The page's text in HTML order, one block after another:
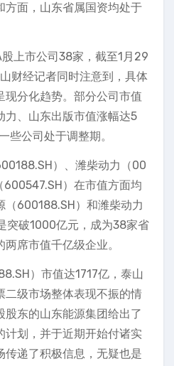
方面，山东省属国资均处于
上市公司38家，截至1月29
财经记者同时注意到，具体
现分化趋势。部分公司市值
力、山东出版市值涨幅达5
些公司处于调整期。
）、潍柴动力（00
）在市值方面均
（600188.SH）和潍柴动力
突破1000亿元，成为38家省
席市值千亿级企业。
）市值达1717亿，泰山
二级市场整体表现不振的情
股东的山东能源集团给出了
计划，并于近期开始付诸实
传递了积极信息，无疑也是